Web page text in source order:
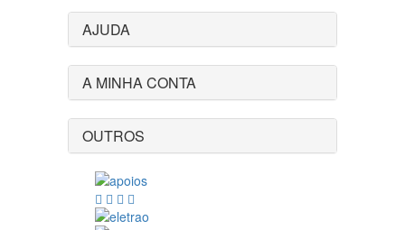
AJUDA
A MINHA CONTA
OUTROS